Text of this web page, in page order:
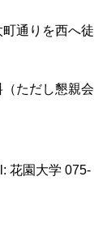
通りを西へ徒
（ただし懇親会
園大学 075-